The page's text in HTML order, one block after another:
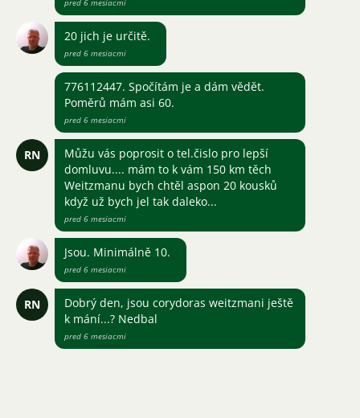
pred 6 mesiacmi
20 jich je určitě.
pred 6 mesiacmi
776112447. Spočítám je a dám vědět.
Poměrů mám asi 60.
pred 6 mesiacmi
RN
Můžu vás poprosit o tel.čislo pro lepší
domluvu.... mám to k vám 150 km těch
Weitzmanu bych chtěl aspon 20 kousků
když už bych jel tak daleko...
pred 6 mesiacmi
Jsou. Minimálně 10.
pred 6 mesiacmi
RN
Dobrý den, jsou corydoras weitzmani ještě
k mání...? Nedbal
pred 6 mesiacmi